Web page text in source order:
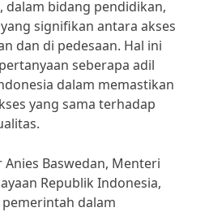
dalam bidang pendidikan,
signifikan antara akses
dan di pedesaan. Hal ini
seberapa adil
dalam memastikan
yang sama terhadap
Baswedan, Menteri
Republik Indonesia,
dalam